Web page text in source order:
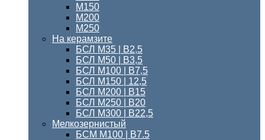
М150
М200
М250
На керамзите
БСЛ М35 | В2,5
БСЛ М50 | В3,5
БСЛ М100 | В7,5
БСЛ М150 | 12,5
БСЛ М200 | В15
БСЛ M250 | В20
БСЛ М300 | B22,5
Мелкозернистый
БСМ M100 | B7.5